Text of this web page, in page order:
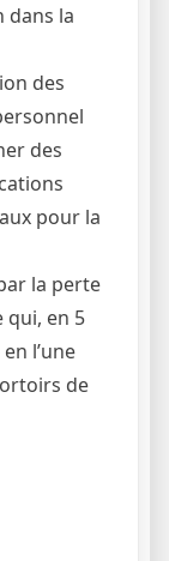
dans la
des
des
pour la
la perte
qui, en 5
l’une
de